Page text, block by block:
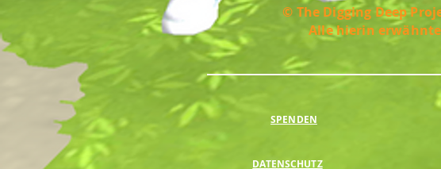
© The Digging Deep
Alle hierin
SPENDEN
DATENSCHUTZ